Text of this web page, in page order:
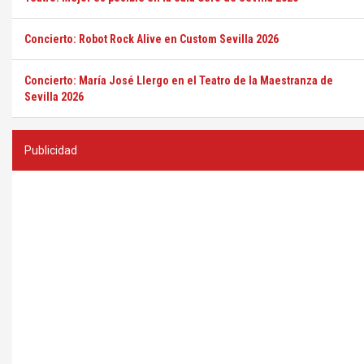
Concierto: Robot Rock Alive en Custom Sevilla 2026
Concierto: María José Llergo en el Teatro de la Maestranza de
Sevilla 2026
Publicidad